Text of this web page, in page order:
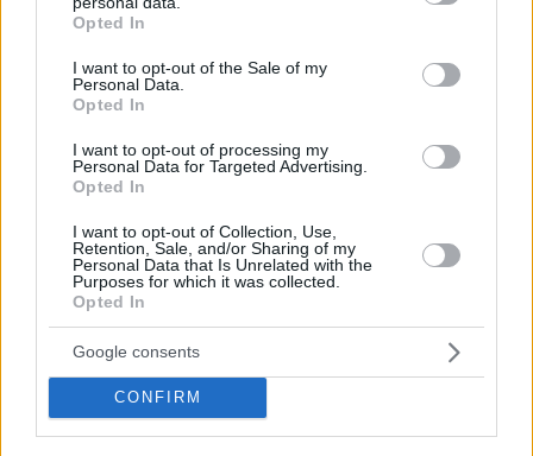
grant or deny consent to Google and its third-party tags to
use your data for below specified purposes in below Google
consent section.
Opted In
I want to opt-out of the Sale of my
Personal Data.
Opted In
I want to opt-out of processing my
Personal Data for Targeted Advertising.
Opted In
I want to opt-out of Collection, Use,
Retention, Sale, and/or Sharing of my
Personal Data that Is Unrelated with the
Purposes for which it was collected.
Opted In
Google consents
CONFIRM
περισσότεροι ασχολούνται με ένα
06.08.2026, 17:49 102
Η απουσία μέσα στη νύχτα και η
σύζυγος του Αφγανού ξεκίνησε να
τον υποπτεύεται για τη δολοφονία της
Βρετανίδας στην Κυψέλη
06.08.2026, 15:36
Πέθανε το άσπρο κουτάβι που
συμβίωνε με αγέλη λύκων στην
Κεντρική Μακεδονία: Καλό ταξίδι